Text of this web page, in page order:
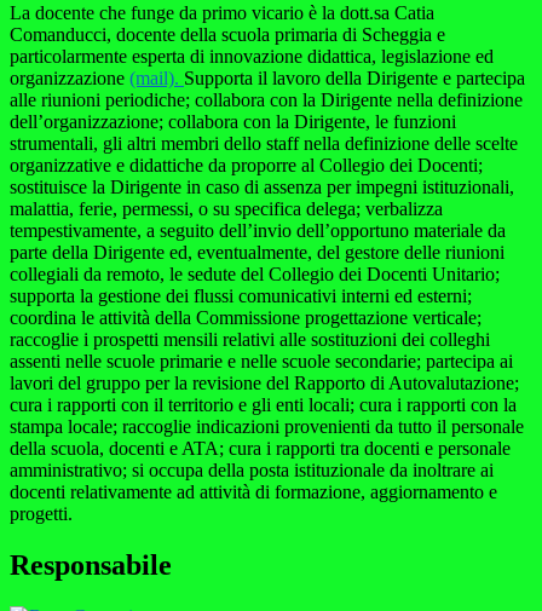
La docente che funge da primo vicario è la dott.sa Catia
Comanducci, docente della scuola primaria di Scheggia e
particolarmente esperta di innovazione didattica, legislazione ed
organizzazione (mail). Supporta il lavoro della Dirigente e partecipa
alle riunioni periodiche; collabora con la Dirigente nella definizione
dell’organizzazione; collabora con la Dirigente, le funzioni
strumentali, gli altri membri dello staff nella definizione delle scelte
organizzative e didattiche da proporre al Collegio dei Docenti;
sostituisce la Dirigente in caso di assenza per impegni istituzionali,
malattia, ferie, permessi, o su specifica delega; verbalizza
tempestivamente, a seguito dell’invio dell’opportuno materiale da
parte della Dirigente ed, eventualmente, del gestore delle riunioni
collegiali da remoto, le sedute del Collegio dei Docenti Unitario;
supporta la gestione dei flussi comunicativi interni ed esterni;
coordina le attività della Commissione progettazione verticale;
raccoglie i prospetti mensili relativi alle sostituzioni dei colleghi
assenti nelle scuole primarie e nelle scuole secondarie; partecipa ai
lavori del gruppo per la revisione del Rapporto di Autovalutazione;
cura i rapporti con il territorio e gli enti locali; cura i rapporti con la
stampa locale; raccoglie indicazioni provenienti da tutto il personale
della scuola, docenti e ATA; cura i rapporti tra docenti e personale
amministrativo; si occupa della posta istituzionale da inoltrare ai
docenti relativamente ad attività di formazione, aggiornamento e
progetti.
Responsabile